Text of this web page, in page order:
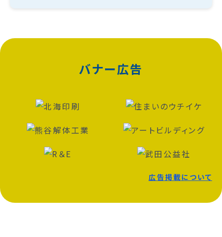
バナー広告
広告掲載について